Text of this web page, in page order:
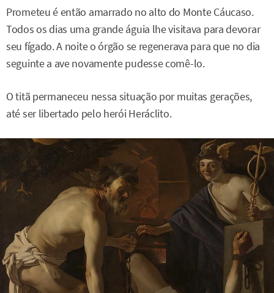
Prometeu é então amarrado no alto do Monte Cáucaso.
Todos os dias uma grande águia lhe visitava para devorar
seu fígado. A noite o órgão se regenerava para que no dia
seguinte a ave novamente pudesse comê-lo.
O titã permaneceu nessa situação por muitas gerações,
até ser libertado pelo herói Heráclito.